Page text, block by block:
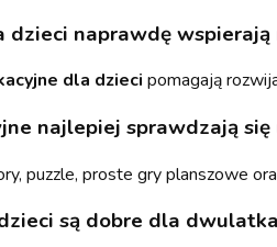
dzieci naprawdę wspierają
dla dzieci pomagają
najlepiej sprawdzają
puzzle, proste gry planszowe
są dobre dla